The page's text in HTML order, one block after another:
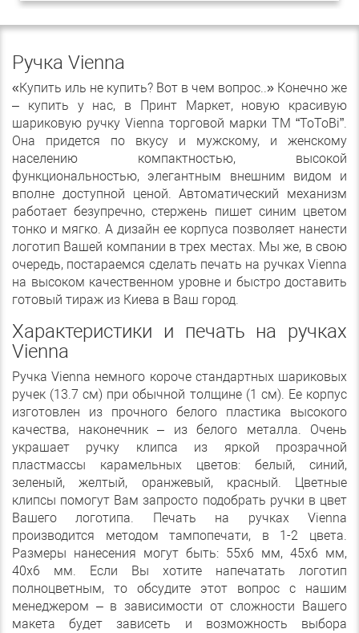
Ручка Vienna
«Купить иль не купить? Вот в чем вопрос..» Конечно же
– купить у нас, в Принт Маркет, новую красивую
шариковую ручку Vienna торговой марки ТМ “ToToBi”.
Она придется по вкусу и мужскому, и женскому
населению компактностью, высокой
функциональностью, элегантным внешним видом и
вполне доступной ценой. Автоматический механизм
работает безупречно, стержень пишет синим цветом
тонко и мягко. А дизайн ее корпуса позволяет нанести
логотип Вашей компании в трех местах. Мы же, в свою
очередь, постараемся сделать печать на ручках Vienna
на высоком качественном уровне и быстро доставить
готовый тираж из Киева в Ваш город.
Характеристики и печать на ручках
Vienna
Ручка Vienna немного короче стандартных шариковых
ручек (13.7 см) при обычной толщине (1 см). Ее корпус
изготовлен из прочного белого пластика высокого
качества, наконечник – из белого металла. Очень
украшает ручку клипса из яркой прозрачной
пластмассы карамельных цветов: белый, синий,
зеленый, желтый, оранжевый, красный. Цветные
клипсы помогут Вам запросто подобрать ручки в цвет
Вашего логотипа. Печать на ручках Vienna
производится методом тампопечати, в 1-2 цвета.
Размеры нанесения могут быть: 55х6 мм, 45х6 мм,
40х6 мм. Если Вы хотите напечатать логотип
полноцветным, то обсудите этот вопрос с нашим
менеджером – в зависимости от сложности Вашего
макета будет зависеть и возможность выбора